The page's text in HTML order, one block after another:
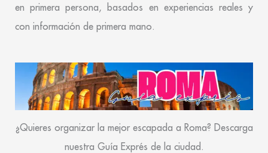
en primera persona, basados en experiencias reales y
con información de primera mano.
¿Quieres organizar la mejor escapada a Roma? Descarga
nuestra Guía Exprés de la ciudad.